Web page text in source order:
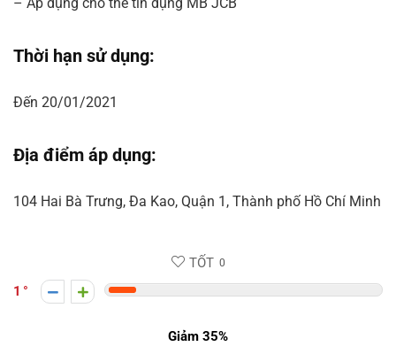
Thời hạn sử dụng:
Đến 20/01/2021
Địa điểm áp dụng:
104 Hai Bà Trưng, Đa Kao, Quận 1, Thành phố Hồ Chí Minh
TỐT 0
1
Giảm 35%